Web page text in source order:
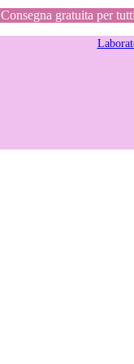
Consegna gratuita per